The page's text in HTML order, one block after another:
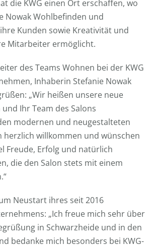
die KWG einen Ort erschaffen, wo
Nowak Wohlbefinden und
Kunden sowie Kreativität und
Mitarbeiter ermöglicht.
des Teams Wohnen bei der KWG
Inhaberin Stefanie Nowak
„Wir heißen unsere neue
Ihr Team des Salons
modernen und neugestalteten
herzlich willkommen und wünschen
Freude, Erfolg und natürlich
die den Salon stets mit einem
Neustart ihres seit 2016
„Ich freue mich sehr über
in Schwarzheide und in den
bedanke mich besonders bei KWG-